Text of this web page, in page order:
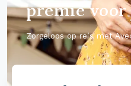
premie
Zorgeloos op reis met